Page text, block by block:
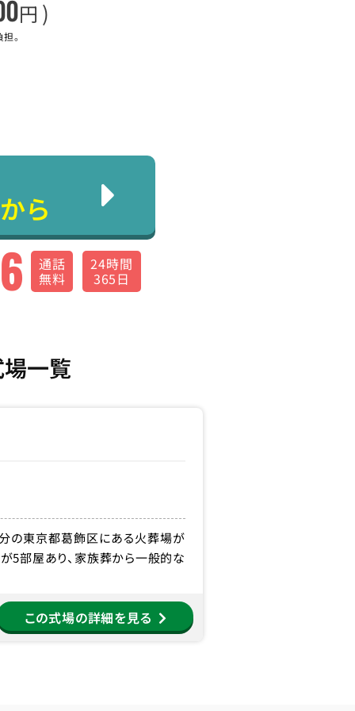
円 )
。
ら
通話
無料
24時間
365日
一覧
の東京都葛飾区にある火葬場が
5部屋あり、家族葬から一般的な
この式場の詳細を見る